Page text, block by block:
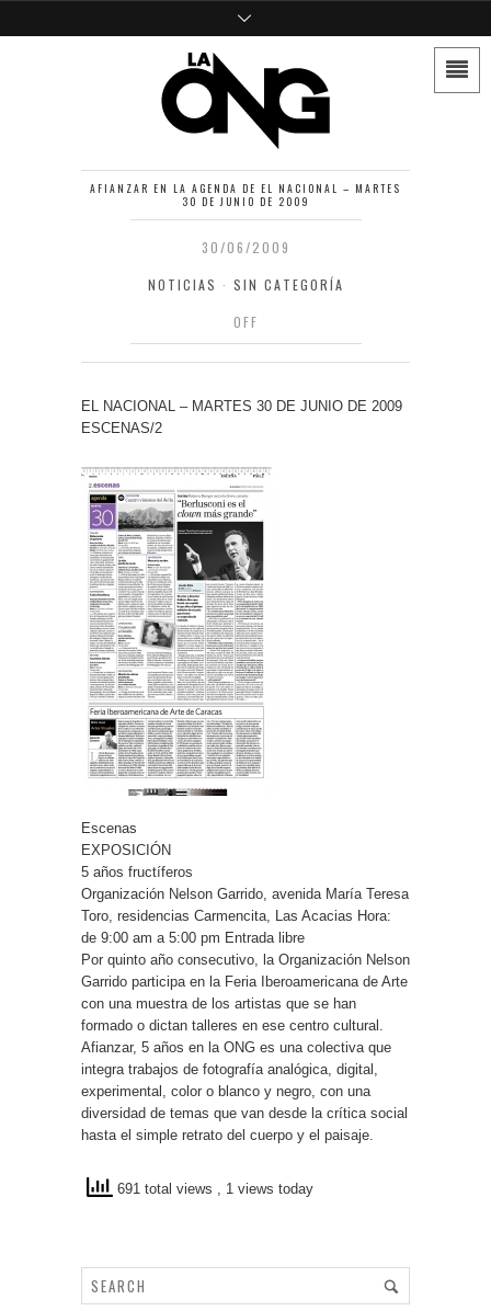
AFIANZAR EN LA AGENDA DE EL NACIONAL – MARTES
30 DE JUNIO DE 2009
30/06/2009
NOTICIAS · SIN CATEGORÍA
OFF
EL NACIONAL – MARTES 30 DE JUNIO DE 2009
ESCENAS/2
Escenas
EXPOSICIÓN
5 años fructíferos
Organización Nelson Garrido, avenida María Teresa
Toro, residencias Carmencita, Las Acacias Hora:
de 9:00 am a 5:00 pm Entrada libre
Por quinto año consecutivo, la Organización Nelson
Garrido participa en la Feria Iberoamericana de Arte
con una muestra de los artistas que se han
formado o dictan talleres en ese centro cultural.
Afianzar, 5 años en la ONG es una colectiva que
integra trabajos de fotografía analógica, digital,
experimental, color o blanco y negro, con una
diversidad de temas que van desde la crítica social
hasta el simple retrato del cuerpo y el paisaje.
691 total views , 1 views today